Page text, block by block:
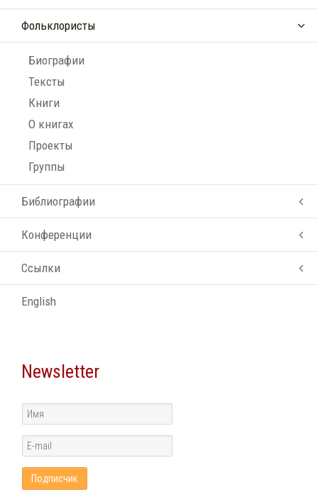
Фольклористы
Биографии
Тексты
Книги
О книгах
Проекты
Группы
Библиографии
Конференции
Ссылки
English
Newsletter